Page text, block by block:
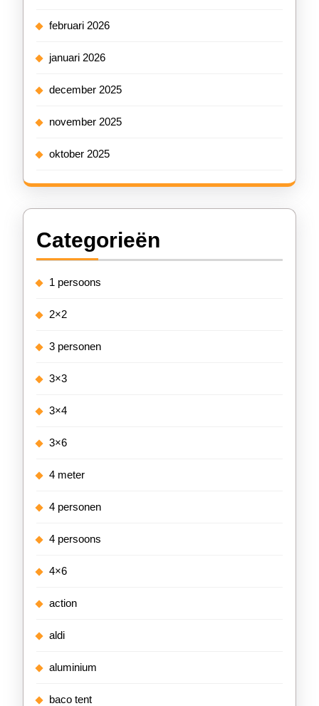
februari 2026
januari 2026
december 2025
november 2025
oktober 2025
Categorieën
1 persoons
2×2
3 personen
3×3
3×4
3×6
4 meter
4 personen
4 persoons
4×6
action
aldi
aluminium
baco tent